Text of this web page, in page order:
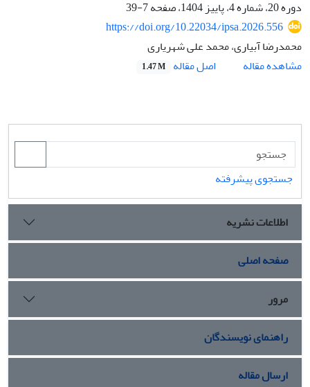
دوره 20، شماره 4، پاییز 1404، صفحه
7-39
https://doi.org/10.22034/ipsa.2026.556
محمدرضا آبیاری، محمد علی شهریاری
مشاهده مقاله
اصل مقاله 1.47 M
جستجوی پیشرفته
اطلاعات نشریه
صفحه اصلی
مرور
راهنمای نویسندگان
ارسال مقاله